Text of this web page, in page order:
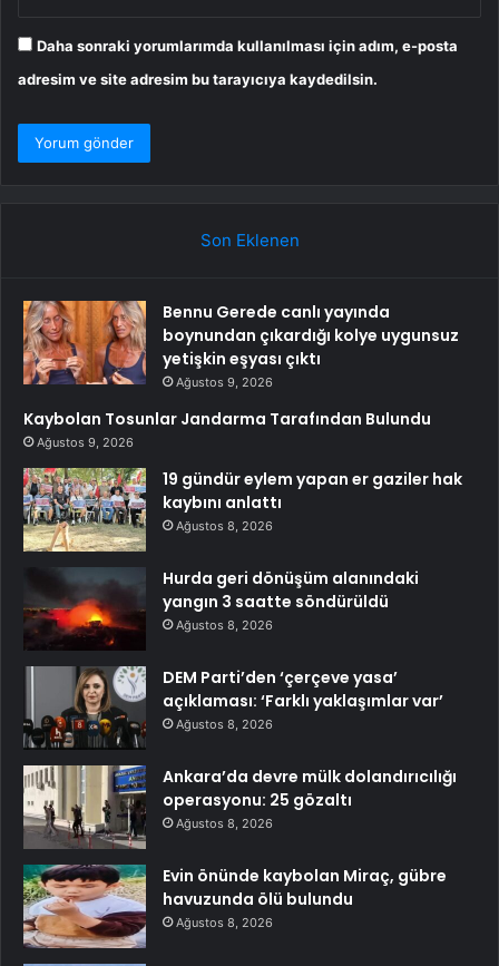
Daha sonraki yorumlarımda kullanılması için adım, e-posta
adresim ve site adresim bu tarayıcıya kaydedilsin.
Son Eklenen
Bennu Gerede canlı yayında
boynundan çıkardığı kolye uygunsuz
yetişkin eşyası çıktı
Ağustos 9, 2026
Kaybolan Tosunlar Jandarma Tarafından Bulundu
Ağustos 9, 2026
19 gündür eylem yapan er gaziler hak
kaybını anlattı
Ağustos 8, 2026
Hurda geri dönüşüm alanındaki
yangın 3 saatte söndürüldü
Ağustos 8, 2026
DEM Parti’den ‘çerçeve yasa’
açıklaması: ‘Farklı yaklaşımlar var’
Ağustos 8, 2026
Ankara’da devre mülk dolandırıcılığı
operasyonu: 25 gözaltı
Ağustos 8, 2026
Evin önünde kaybolan Miraç, gübre
havuzunda ölü bulundu
Ağustos 8, 2026